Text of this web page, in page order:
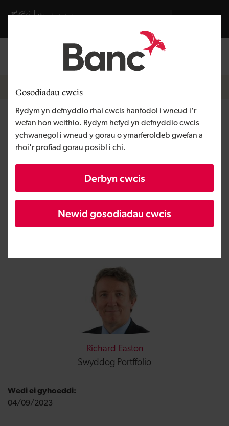
Gosodiadau cwcis
Rydym yn defnyddio rhai cwcis hanfodol i wneud i'r
wefan hon weithio. Rydym hefyd yn defnyddio cwcis
ychwanegol i wneud y gorau o ymarferoldeb gwefan a
rhoi'r profiad gorau posibl i chi.
Derbyn cwcis
Newid gosodiadau cwcis
Visit gov.wales website
Mewngofnodi
Breadcrumb
Newyddion
Llety newydd i westeion a
bwyty newydd i arddangos Sir
Benfro ar ei gorau gyda
buddsoddiad o £1.24 miliwn
gan Croeso Cymru a Banc
Datblygu Cymru
Richard Easton
Swyddog Portffolio
Wedi ei gyhoeddi:
04/09/2023